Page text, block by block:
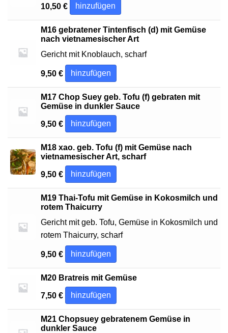
10,50 € hinzufügen
M16 gebratener Tintenfisch (d) mit Gemüse
nach vietnamesischer Art
Gericht mit Knoblauch, scharf
9,50 € hinzufügen
M17 Chop Suey geb. Tofu (f) gebraten mit
Gemüse in dunkler Sauce
9,50 € hinzufügen
M18 xao. geb. Tofu (f) mit Gemüse nach
vietnamesischer Art, scharf
9,50 € hinzufügen
M19 Thai-Tofu mit Gemüse in Kokosmilch und
rotem Thaicurry
Gericht mit geb. Tofu, Gemüse in Kokosmilch und
rotem Thaicurry, scharf
9,50 € hinzufügen
M20 Bratreis mit Gemüse
7,50 € hinzufügen
M21 Chopsuey gebratenem Gemüse in
dunkler Sauce